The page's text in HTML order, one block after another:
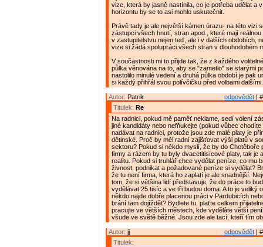
vize, která by jasně nastínila, co je potřeba udělat a
horizontu by se to asi mohlo uskutečnit.
Právě tady je ale největší kámen úrazu- na této vizi
zástupci všech hnutí, stran apod., které mají
v zastupitelstvu nejen teď, ale i v dalších obdobích,
vize si žádá spolupráci všech stran v dlouhodobém
V součastnosti mi to přijde tak, že z každého
půlka věnována na to, aby se "zametlo" se starými
nastolilo minulé vedení a druhá půlka období je pak
si každý přihřál svou polívčičku před volbami
odpovědět |
Autor: Patrik
Titulek: Re
Na radnici, pokud mě paměť neklame, sedí volení
jiné kandidáty nebo nefňukejte (pokud vůbec chodíte
nadávat na radnici, protože jsou zde malé platy je
dětinské. Proč by měl radní zajišťovat výši platů v
sektoru? Pokud si někdo myslí, že by do Chotěboře
firmy a rázem by tu byly dvacetitisícové platy, tak je
realitu. Pokud si truhlář chce vydělat peníze, co mu
živnost, podnikat a požadované peníze si vydělat?
že tu není firma, která ho zaplatí je ale snadnější.
tom, že si většina lidí představuje, že do práce to
vydělávat 25 tisíc a ve tři budou doma. A to je veliký
někdo najde dobře placenou práci v Pardubicích
brání tam dojíždět? Bydlete tu, plaťte celkem
pracujte ve větších městech, kde vyděláte větší
všude ve světě běžné. Jsou zde ale tací, kteří tím
odpovědět |
Autor: jj
Titulek: